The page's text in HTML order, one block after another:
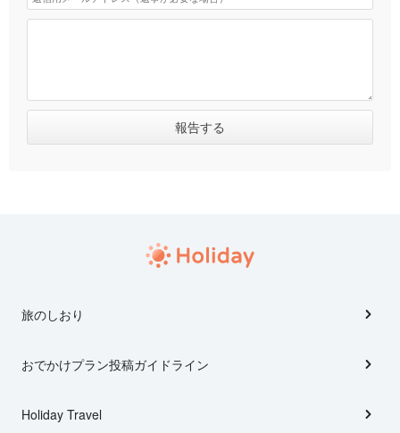
旅のしおり
おでかけプラン投稿ガイドライン
Holiday Travel